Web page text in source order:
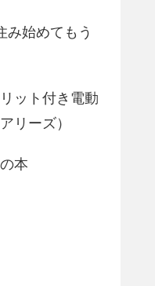
み始めてもう
ット付き電動
リーズ）
本